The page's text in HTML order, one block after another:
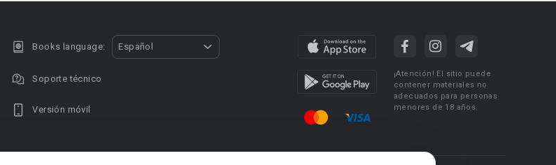
Books language: Español
Soporte técnico
Versión móvil
¡Atención! El sitio puede
contener materiales no
adecuados para personas
menores de 18 años.